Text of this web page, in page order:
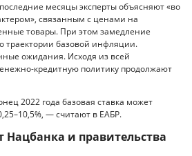
месяцы эксперты объясняют «во
связанным с ценами на
товары. При этом замедление
траектории базовой инфляции.
ожидания. Исходя из всей
кредитную политику продолжают
2022 года базовая ставка может
— считают в ЕАБР.
Нацбанка и правительства